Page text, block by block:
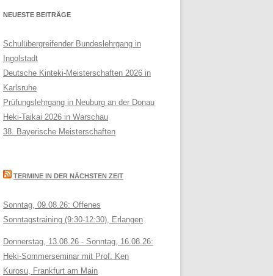
NEUESTE BEITRÄGE
Schulübergreifender Bundeslehrgang in
Ingolstadt
Deutsche Kinteki-Meisterschaften 2026 in
Karlsruhe
Prüfungslehrgang in Neuburg an der Donau
Heki-Taikai 2026 in Warschau
38. Bayerische Meisterschaften
TERMINE IN DER NÄCHSTEN ZEIT
Sonntag, 09.08.26: Offenes
Sonntagstraining (9:30-12:30), Erlangen
Donnerstag, 13.08.26 - Sonntag, 16.08.26:
Heki-Sommerseminar mit Prof. Ken
Kurosu, Frankfurt am Main